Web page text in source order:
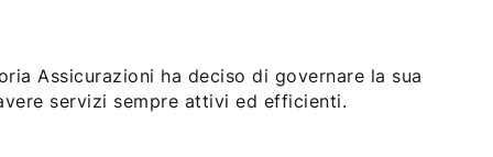
Assicurazioni ha deciso di governare la sua
servizi sempre attivi ed efficienti.